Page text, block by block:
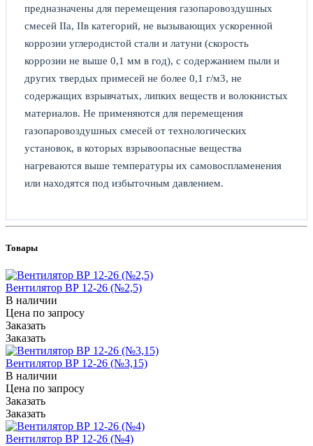
предназначены для перемещения газопаровоздушных
смесей IIа, IIв категорий, не вызывающих ускоренной
коррозии углеродистой стали и латуни (скорость
коррозии не выше 0,1 мм в год), с содержанием пыли и
других твердых примесей не более 0,1 г/м3, не
содержащих взрывчатых, липких веществ и волокнистых
материалов. Не применяются для перемещения
газопаровоздушных смесей от технологических
установок, в которых взрывоопасные вещества
нагреваются выше температуры их самовоспламенения
или находятся под избыточным давлением.
Товары
Вентилятор ВР 12-26 (№2,5)
В наличии
Цена по запросу
Заказать
Заказать
Вентилятор ВР 12-26 (№3,15)
В наличии
Цена по запросу
Заказать
Заказать
Вентилятор ВР 12-26 (№4)